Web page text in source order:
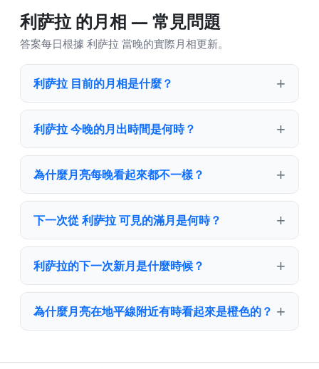
利萨拉 的月相 — 常見問題
答案每日根據 利萨拉 當晚的實際月相更新。
利萨拉 目前的月相是什麼？
利萨拉 今晚的月出時間是何時？
為什麼月亮每晚看起來都不一樣？
下一次從 利萨拉 可見的滿月是何時？
利萨拉的下一次新月是什麼時候？
為什麼月亮在地平線附近有時看起來是橙色的？